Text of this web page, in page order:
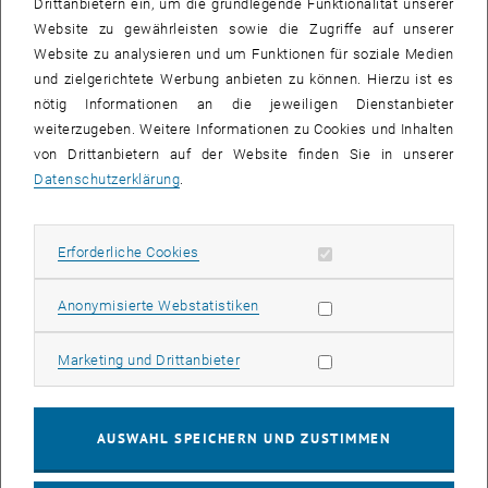
Bereits seit 2018 sind die vier Mittelstädte Lienz (Osttirol), Bruneck
(Südtirol), Spittal an der Drau und Hermagor (Kärnten) im
strategischen NetzwerkSÜD ALPEN RAUM ® Southern Alpine Cities
aktiv. Gemeinsam wird die qualitätsvolle Weiterentwicklung der vier
Innenstädte angestrebt. Bisher fehlt jedoch ein Gesamtkonzept, um
die bisher gesetzten Maßnahmen integriert betrachten und
nachhaltig weitentwickeln zu können.
Das interdisziplinäre StudierendenprojektStädtequartett Südalpen
hatte zum Ziel, integrierte räumliche Entwicklungskonzepte für die
Synthese auf den gesamten SÜD ALPEN RAUM ® zu beziehen. 27
Entwerfens (Architektur) im Wintersemester 2022 folgende
Zentrumsentwicklungskonzeptmit unterschiedlicher
Städtebauliche Rahmenplanungenfür ausgewählte
Drittanbietern ein, um die grundlegende Funktionalität unserer
Website zu gewährleisten sowie die Zugriffe auf unserer
Website zu analysieren und um Funktionen für soziale Medien
und zielgerichtete Werbung anbieten zu können. Hierzu ist es
nötig Informationen an die jeweiligen Dienstanbieter
weiterzugeben. Weitere Informationen zu Cookies und Inhalten
von Drittanbietern auf der Website finden Sie in unserer
Datenschutzerklärung.
Erforderliche Cookies Erforderliche Cookies zulassen
Anonymisierte WebstatistikenStatistik Cookies zulassen
Marketing und DrittanbieterMarketing Cookies zulassen
AUSWAHL SPEICHERN UND ZUSTIMMEN